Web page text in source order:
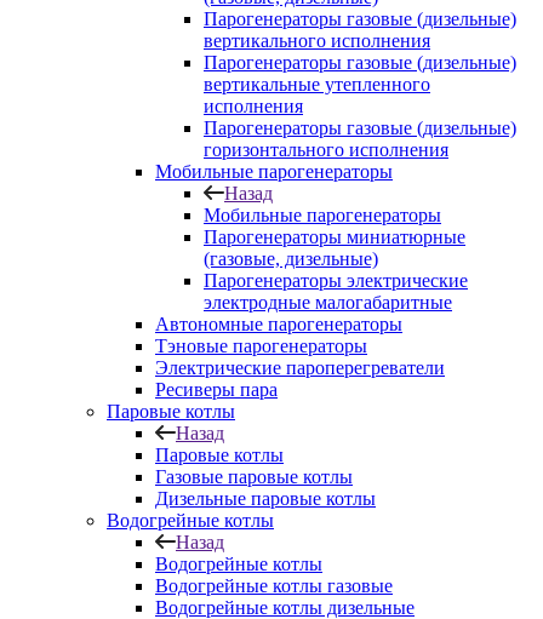
Парогенераторы газовые (дизельные)
вертикального исполнения
Парогенераторы газовые (дизельные)
вертикальные утепленного
исполнения
Парогенераторы газовые (дизельные)
горизонтального исполнения
Мобильные парогенераторы
Назад
Мобильные парогенераторы
Парогенераторы миниатюрные
(газовые, дизельные)
Парогенераторы электрические
электродные малогабаритные
Автономные парогенераторы
Тэновые парогенераторы
Электрические пароперегреватели
Ресиверы пара
Паровые котлы
Назад
Паровые котлы
Газовые паровые котлы
Дизельные паровые котлы
Водогрейные котлы
Назад
Водогрейные котлы
Водогрейные котлы газовые
Водогрейные котлы дизельные